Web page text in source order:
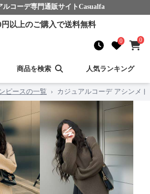
ルコーデ専門通販サイト Casualfa
円以上のご購入で送料無料
0 0
商品を検索 人気ランキング
ピースの一覧 › カジュアルコーデ アシンメ